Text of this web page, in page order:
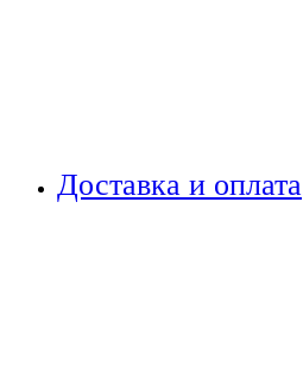
Доставка и оплата